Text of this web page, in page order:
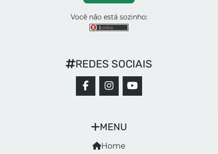
Você não está sozinho:
MENU
Home
REDES SOCIAIS